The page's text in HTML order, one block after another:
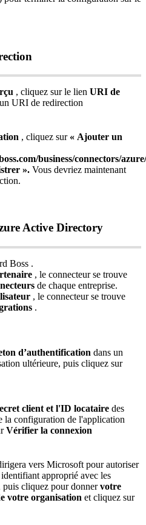
çu , cliquez sur le lien URI de
un URI de redirection
, cliquez sur « Ajouter un
.com/business/connectors/azure/
». Vous devriez maintenant
.
Active Directory
Boss .
, le connecteur se trouve
de chaque entreprise.
, le connecteur se trouve
.
d’authentification dans un
ultérieure, puis cliquez sur
client et l'ID locataire des
la configuration de l'application
Vérifier la connexion
vers Microsoft pour autoriser
identifiant approprié avec les
puis cliquez pour donner votre
votre organisation et cliquez sur